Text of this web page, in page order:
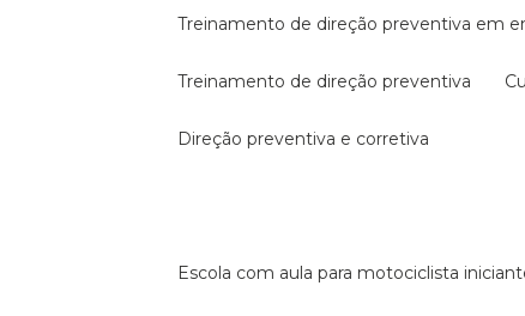
treinamento de direção preventiva em
treinamento de direção preventiva
direção preventiva e corretiva
escola com aula para motociclista